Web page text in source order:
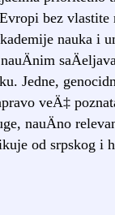
bez vlastite
nauka i
Jedne,
veÄ‡
nauÄno
od srpskog i